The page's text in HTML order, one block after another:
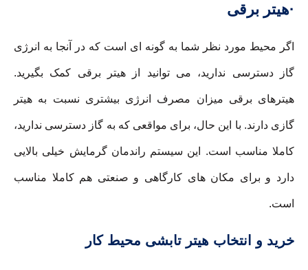
·هیتر برقی
اگر محیط مورد نظر شما به گونه ای است که در آنجا به انرژی
گاز دسترسی ندارید، می توانید از هیتر برقی کمک بگیرید.
هیترهای برقی میزان مصرف انرژی بیشتری نسبت به هیتر
گازی دارند. با این حال، برای مواقعی که به گاز دسترسی ندارید،
کاملا مناسب است. این سیستم راندمان گرمایش خیلی بالایی
دارد و برای مکان های کارگاهی و صنعتی هم کاملا مناسب
است.
خرید و انتخاب هیتر تابشی محیط کار